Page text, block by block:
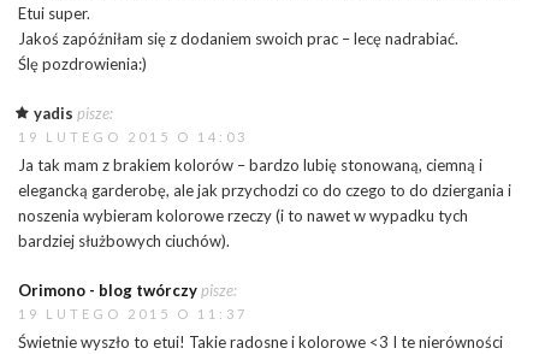
Etui super.
Jakoś zapóźniłam się z dodaniem swoich prac – lecę nadrabiać.
Ślę pozdrowienia:)
yadis pisze:
19 LUTEGO 2015 O 14:03
Ja tak mam z brakiem kolorów – bardzo lubię stonowaną, ciemną i
elegancką garderobę, ale jak przychodzi co do czego to do dziergania i
noszenia wybieram kolorowe rzeczy (i to nawet w wypadku tych
bardziej służbowych ciuchów).
Orimono - blog twórczypisze:
19 LUTEGO 2015 O 11:37
Świetnie wyszło to etui! Takie radosne i kolorowe <3 I te nierówności